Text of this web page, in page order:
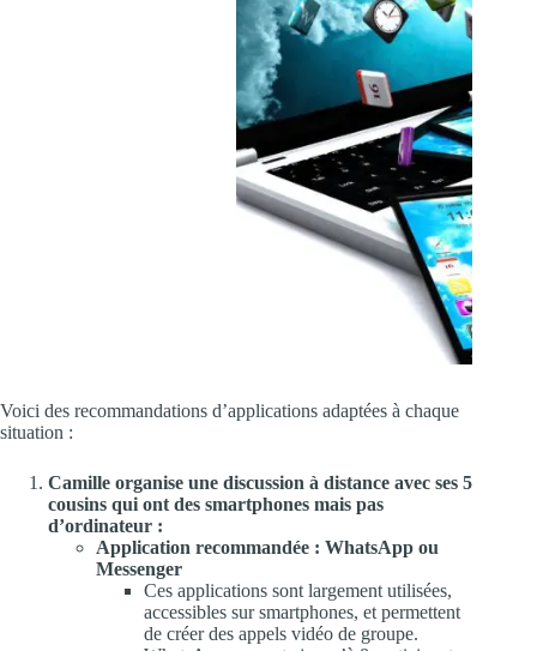
Voici des recommandations d’applications adaptées à chaque
situation :
Camille organise une discussion à distance avec ses 5
cousins qui ont des smartphones mais pas
d’ordinateur :
Application recommandée : WhatsApp ou
Messenger
Ces applications sont largement utilisées,
accessibles sur smartphones, et permettent
de créer des appels vidéo de groupe.